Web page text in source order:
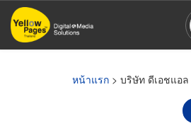
ข้าม
ไป
หน้าแรก > บริษัท ดีเอชแอ